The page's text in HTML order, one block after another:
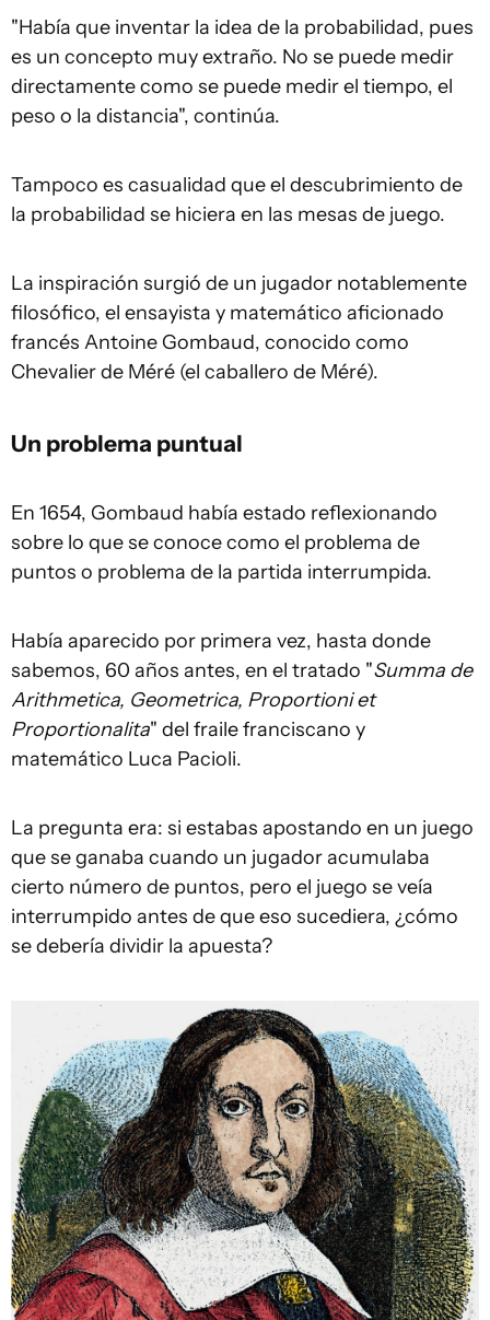
"Había que inventar la idea de la probabilidad, pues
es un concepto muy extraño. No se puede medir
directamente como se puede medir el tiempo, el
peso o la distancia", continúa.
Tampoco es casualidad que el descubrimiento de
la probabilidad se hiciera en las mesas de juego.
La inspiración surgió de un jugador notablemente
filosófico, el ensayista y matemático aficionado
francés Antoine Gombaud, conocido como
Chevalier de Méré (el caballero de Méré).
Un problema puntual
En 1654, Gombaud había estado reflexionando
sobre lo que se conoce como el problema de
puntos o problema de la partida interrumpida.
Había aparecido por primera vez, hasta donde
sabemos, 60 años antes, en el tratado "Summa de
Arithmetica, Geometrica, Proportioni et
Proportionalita" del fraile franciscano y
matemático Luca Pacioli.
La pregunta era: si estabas apostando en un juego
que se ganaba cuando un jugador acumulaba
cierto número de puntos, pero el juego se veía
interrumpido antes de que eso sucediera, ¿cómo
se debería dividir la apuesta?